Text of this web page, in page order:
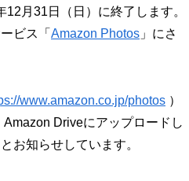
12月31日（日）に終了します。
ビス「 Amazon Photos 」にさ
www.amazon.co.jp/photos ）
Amazon Driveにアップロードし
お知らせしています。